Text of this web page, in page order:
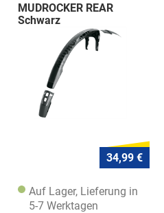
MUDROCKER REAR
Schwarz
34,99 €
Auf Lager, Lieferung in
5-7 Werktagen